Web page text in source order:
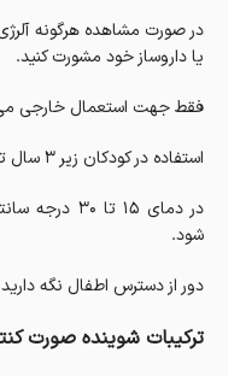
در صورت مشاهده هرگونه
یا داروساز خود مشورت کنید.
فقط جهت استعمال خارجی
استفاده در کودکان زیر 3 سال توصیه نمی‌شود.
در دمای 15
شود.
دور از دسترس اطفال نگه
ترکیبات شوینده صورت